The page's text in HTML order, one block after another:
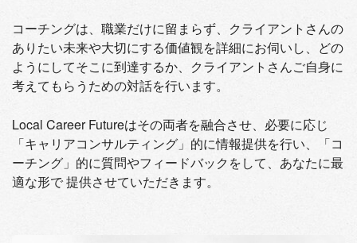
コーチングは、職業だけに留まらず、クライアントさんの
ありたい未来や大切にする価値観を詳細にお伺いし、どの
ようにしてそこに到達するか、クライアントさんご自身に
考えてもらうための対話を行います。
Local Career Futureはその両者を融合させ、必要に応じ
「キャリアコンサルティング」的に情報提供を行い、「コ
ーチング」的に質問やフィードバックをして、あなたに最
適な形で 提供させていただきます。